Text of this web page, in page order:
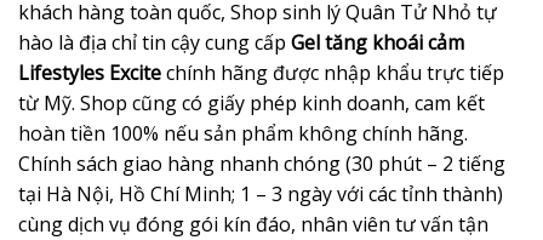
khách hàng toàn quốc, Shop sinh lý Quân Tử Nhỏ tự
hào là địa chỉ tin cậy cung cấp Gel tăng khoái cảm
Lifestyles Excitechính hãng được nhập khẩu trực tiếp
từ Mỹ. Shop cũng có giấy phép kinh doanh, cam kết
hoàn tiền 100% nếu sản phẩm không chính hãng.
Chính sách giao hàng nhanh chóng (30 phút – 2 tiếng
tại Hà Nội, Hồ Chí Minh; 1 – 3 ngày với các tỉnh thành)
cùng dịch vụ đóng gói kín đáo, nhân viên tư vấn tận